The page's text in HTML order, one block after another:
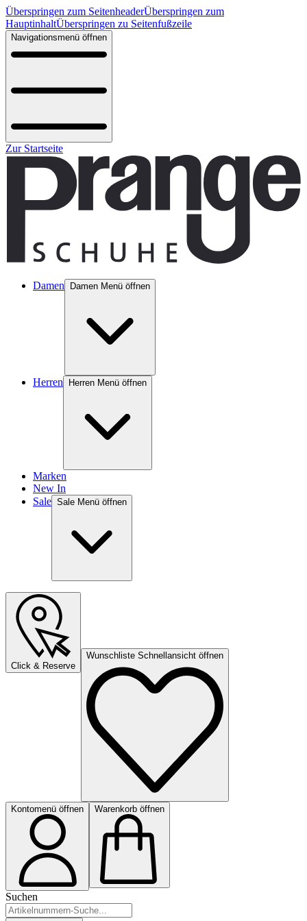
Überspringen zum SeitenheaderÜberspringen zum
HauptinhaltÜberspringen zu Seitenfußzeile
Navigationsmenü öffnen
Zur Startseite
Damen Damen Menü öffnen
Herren Herren Menü öffnen
Marken
New In
Sale Sale Menü öffnen
Click & Reserve
Wunschliste Schnellansicht öffnen
Kontomenü öffnen Warenkorb öffnen
Suchen